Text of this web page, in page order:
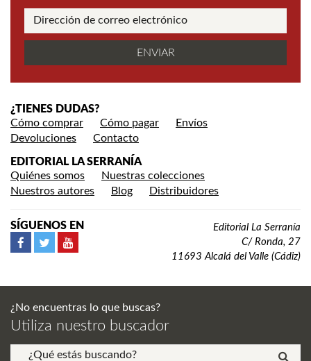
¿TIENES DUDAS?
Cómo comprar
Cómo pagar
Envíos
Devoluciones
Contacto
EDITORIAL LA SERRANÍA
Quiénes somos
Nuestras colecciones
Nuestros autores
Blog Distribuidores
SÍGUENOS EN
Editorial La Serranía
C/ Ronda, 27
11693 Alcalá del Valle (Cádiz)
¿No encuentras lo que buscas?
Utiliza nuestro buscador